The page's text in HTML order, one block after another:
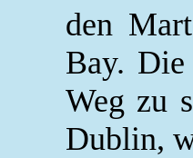
den
Bay.
Weg zu
Dublin,